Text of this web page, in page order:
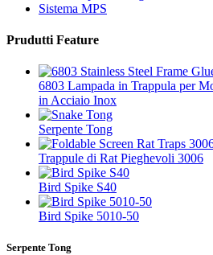
Sistema MPS
Prudutti Feature
6803 Lampada in Trappula per
in Acciaio Inox
Serpente Tong
Trappule di Rat Pieghevoli 3006
Bird Spike S40
Bird Spike 5010-50
Serpente Tong